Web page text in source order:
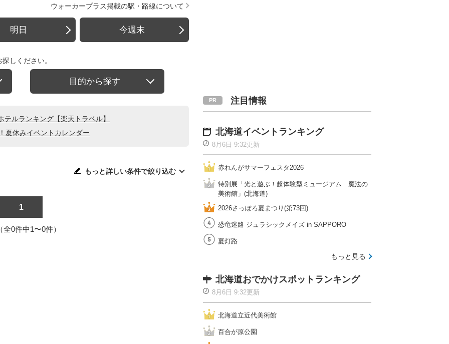
ウォーカープラス掲載の駅・路線について
明日 今週末
しください。
目的から探す
ルランキング【楽天トラベル】
夏休みイベントカレンダー
もっと詳しい条件で絞り込む
1
全0件中1〜0件）
注目情報
北海道イベントランキング
8月6日 9:32更新
赤れんがサマーフェスタ2026
特別展「光と遊ぶ！超体験型ミュージアム 魔法の
美術館」(北海道)
2026さっぽろ夏まつり(第73回)
恐竜迷路 ジュラシックメイズ in SAPPORO
夏灯路
もっと見る
北海道おでかけスポットランキング
8月6日 9:32更新
北海道立近代美術館
百合が原公園